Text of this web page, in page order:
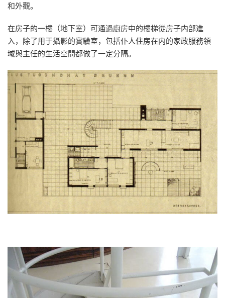
和外觀。
在房子的一樓（地下室）可通過廚房中的樓梯從房子内部進
入，除了用于攝影的實驗室，包括仆人住房在内的家政服務領
域與主任的生活空間都做了一定分隔。